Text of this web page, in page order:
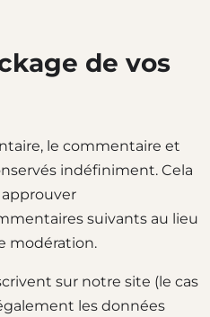
de vos
le commentaire et
indéfiniment. Cela
suivants au lieu
modération.
sur notre site (le cas
les données